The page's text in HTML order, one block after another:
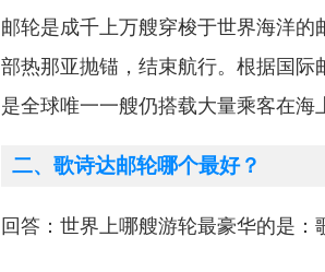
邮轮是成千上万艘穿梭于世界海洋
部热那亚抛锚，结束航行。根据国
是全球唯一一艘仍搭载大量乘客在海
二、歌诗达邮轮哪个最好？
回答：世界上哪艘游轮最豪华的是：